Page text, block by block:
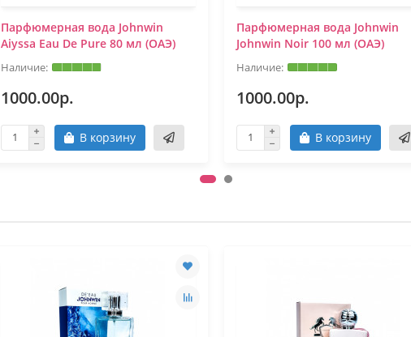
Парфюмерная вода Johnwin
Aiyssa Eau De Pure 80 мл (ОАЭ)
1000.00р.
В корзину
Парфюмерная вода Johnwin
Johnwin Noir 100 мл (ОАЭ)
1000.00р.
В корзину